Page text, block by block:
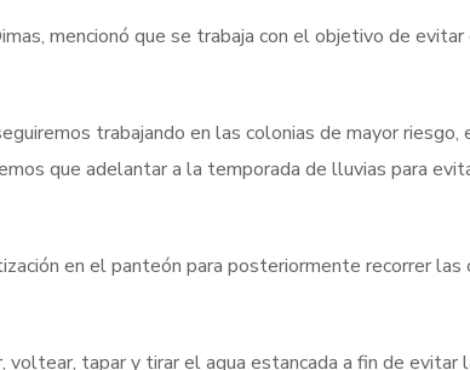
mencionó que se trabaja con el objetivo de evitar
trabajando en las colonias de mayor riesgo,
que adelantar a la temporada de lluvias para
en el panteón para posteriormente recorrer las
voltear, tapar y tirar el agua estancada a fin de evitar